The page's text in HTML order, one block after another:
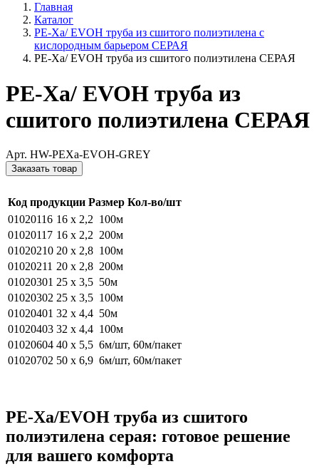
Главная
Каталог
PE-Xa/ EVOH труба из сшитого полиэтилена с
кислородным барьером СЕРАЯ
PE-Xa/ EVOH труба из сшитого полиэтилена СЕРАЯ
PE-Xa/ EVOH труба из
сшитого полиэтилена СЕРАЯ
Арт. HW-PEXa-EVOH-GREY
Заказать товар
Код продукции Размер Кол-во/шт
01020116 16 x 2,2 100м
01020117 16 x 2,2 200м
01020210 20 x 2,8 100м
01020211 20 x 2,8 200м
01020301 25 x 3,5 50м
01020302 25 x 3,5 100м
01020401 32 x 4,4 50м
01020403 32 x 4,4 100м
01020604 40 x 5,5 6м/шт, 60м/пакет
01020702 50 x 6,9 6м/шт, 60м/пакет
PE-Xa/EVOH труба из сшитого
полиэтилена серая: готовое решение
для вашего комфорта